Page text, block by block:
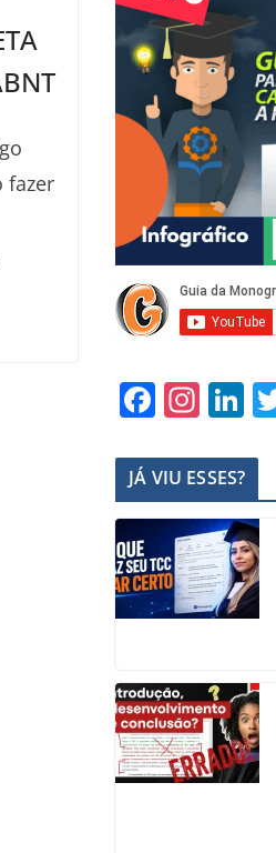
fazer
F
c
e
b
o
o
In
a
gr
a
m
Li
k
e
dI
n
JÁ VIU ESSES?